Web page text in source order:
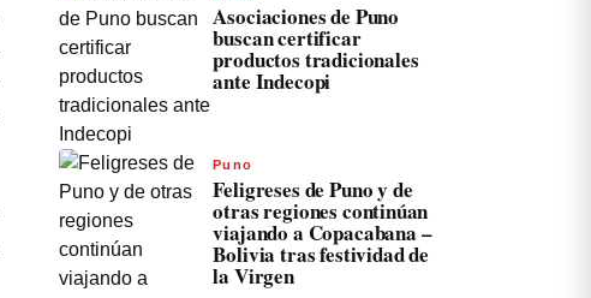
Asociaciones de Puno
buscan certificar
productos tradicionales
ante Indecopi
Puno
Feligreses de Puno y de
otras regiones continúan
viajando a Copacabana –
Bolivia tras festividad de
la Virgen